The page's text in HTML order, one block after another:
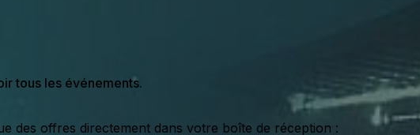
tous les événements.
des offres directement dans votre boîte de réception :